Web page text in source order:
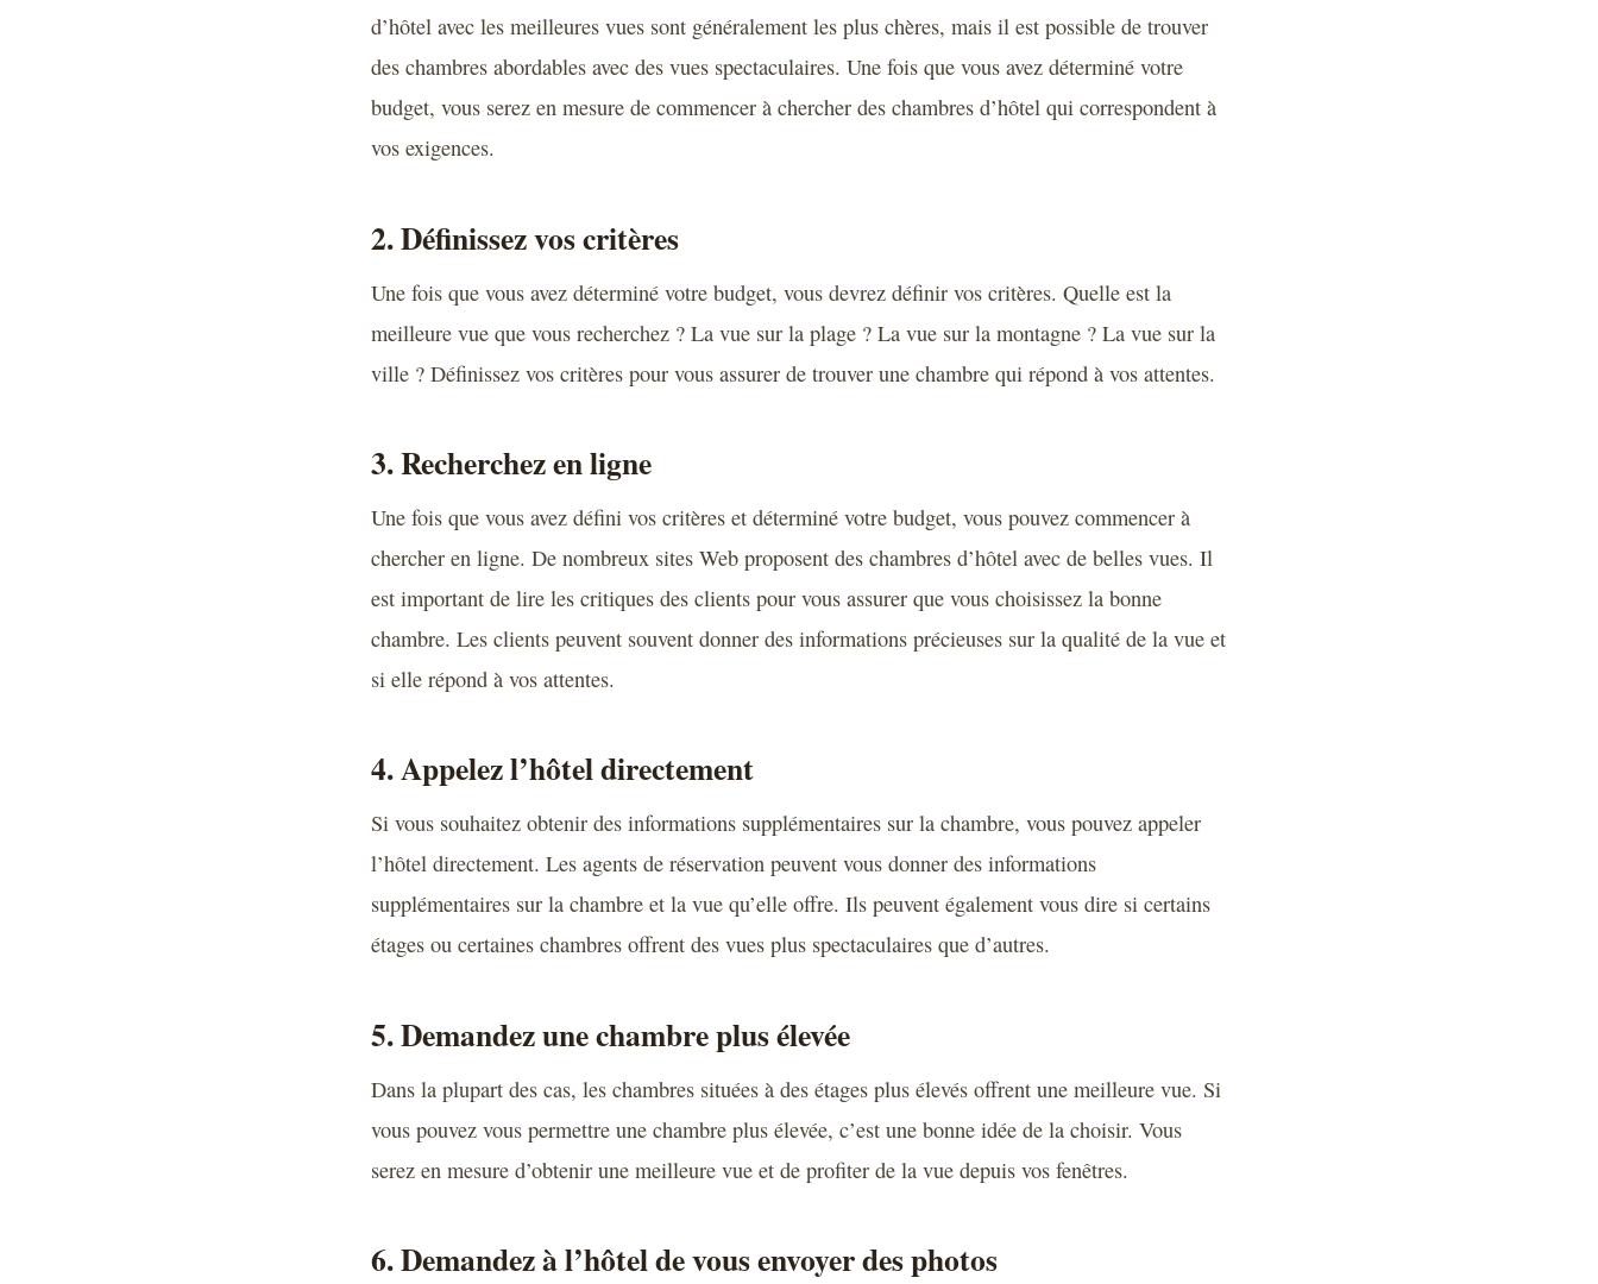
d’hôtel avec les meilleures vues sont généralement les plus chères, mais il est possible de trouver
des chambres abordables avec des vues spectaculaires. Une fois que vous avez déterminé votre
budget, vous serez en mesure de commencer à chercher des chambres d’hôtel qui correspondent à
vos exigences.
2. Définissez vos critères
Une fois que vous avez déterminé votre budget, vous devrez définir vos critères. Quelle est la
meilleure vue que vous recherchez ? La vue sur la plage ? La vue sur la montagne ? La vue sur la
ville ? Définissez vos critères pour vous assurer de trouver une chambre qui répond à vos attentes.
3. Recherchez en ligne
Une fois que vous avez défini vos critères et déterminé votre budget, vous pouvez commencer à
chercher en ligne. De nombreux sites Web proposent des chambres d’hôtel avec de belles vues. Il
est important de lire les critiques des clients pour vous assurer que vous choisissez la bonne
chambre. Les clients peuvent souvent donner des informations précieuses sur la qualité de la vue et
si elle répond à vos attentes.
4. Appelez l’hôtel directement
Si vous souhaitez obtenir des informations supplémentaires sur la chambre, vous pouvez appeler
l’hôtel directement. Les agents de réservation peuvent vous donner des informations
supplémentaires sur la chambre et la vue qu’elle offre. Ils peuvent également vous dire si certains
étages ou certaines chambres offrent des vues plus spectaculaires que d’autres.
5. Demandez une chambre plus élevée
Dans la plupart des cas, les chambres situées à des étages plus élevés offrent une meilleure vue. Si
vous pouvez vous permettre une chambre plus élevée, c’est une bonne idée de la choisir. Vous
serez en mesure d’obtenir une meilleure vue et de profiter de la vue depuis vos fenêtres.
6. Demandez à l’hôtel de vous envoyer des photos